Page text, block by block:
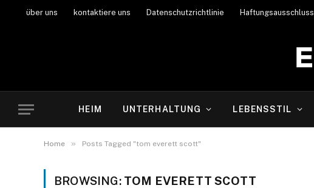
über uns kontaktiere uns Datenschutzrichtlinie Haftungsausschluss
HEIM UNTERHALTUNG LEBENSSTIL
Home » Posts Tagged "tom everett scott"
BROWSING: TOM EVERETT SCOTT